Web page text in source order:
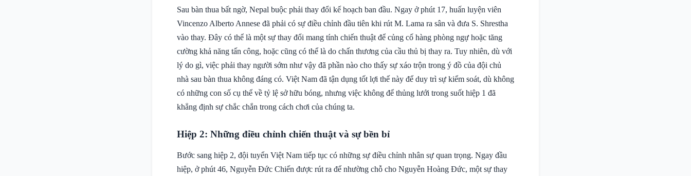
Sau bàn thua bất ngờ, Nepal buộc phải thay đổi kế hoạch ban đầu. Ngay ở phút 17, huấn luyện viên
Vincenzo Alberto Annese đã phải có sự điều chỉnh đầu tiên khi rút M. Lama ra sân và đưa S. Shrestha
vào thay. Đây có thể là một sự thay đổi mang tính chiến thuật để củng cố hàng phòng ngự hoặc tăng
cường khả năng tấn công, hoặc cũng có thể là do chấn thương của cầu thủ bị thay ra. Tuy nhiên, dù với
lý do gì, việc phải thay người sớm như vậy đã phần nào cho thấy sự xáo trộn trong ý đồ của đội chủ
nhà sau bàn thua không đáng có. Việt Nam đã tận dụng tốt lợi thế này để duy trì sự kiểm soát, dù không
có những con số cụ thể về tỷ lệ sở hữu bóng, nhưng việc không để thủng lưới trong suốt hiệp 1 đã
khẳng định sự chắc chắn trong cách chơi của chúng ta.
Hiệp 2: Những điều chỉnh chiến thuật và sự bền bỉ
Bước sang hiệp 2, đội tuyển Việt Nam tiếp tục có những sự điều chỉnh nhân sự quan trọng. Ngay đầu
hiệp, ở phút 46, Nguyễn Đức Chiến được rút ra để nhường chỗ cho Nguyễn Hoàng Đức, một sự thay